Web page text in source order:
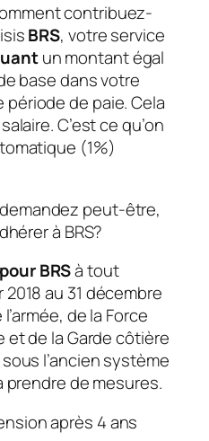
contribuez-
BRS, votre service
un montant égal
base dans votre
période de paie. Cela
C’est ce qu’on
(1%)
peut-être,
à BRS?
BRSà tout
au 31 décembre
de la Force
et de la Garde côtière
l’ancien système
prendre de mesures.
après 4 ans